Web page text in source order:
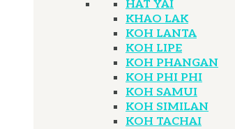
HAT YAI
KHAO LAK
KOH LANTA
KOH LIPE
KOH PHANGAN
KOH PHI PHI
KOH SAMUI
KOH SIMILAN
KOH TACHAI